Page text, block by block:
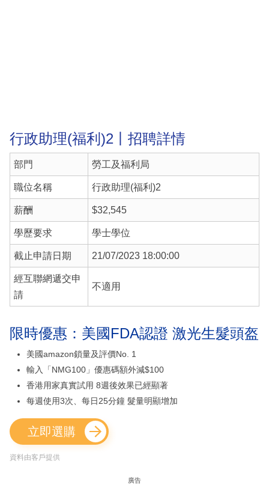
行政助理(福利)2丨招聘詳情
部門 勞工及福利局
職位名稱 行政助理(福利)2
薪酬 $32,545
學歷要求 學士學位
截止申請日期 21/07/2023 18:00:00
經互聯網遞交申
請
不適用
限時優惠：美國FDA認證 激光生髮頭盔
美國amazon鎖量及評價No. 1
輸入「NMG100」優惠碼額外減$100
香港用家真實試用 8週後效果已經顯著
每週使用3次、每日25分鐘 髮量明顯增加
立即選購
資料由客戶提供
廣告